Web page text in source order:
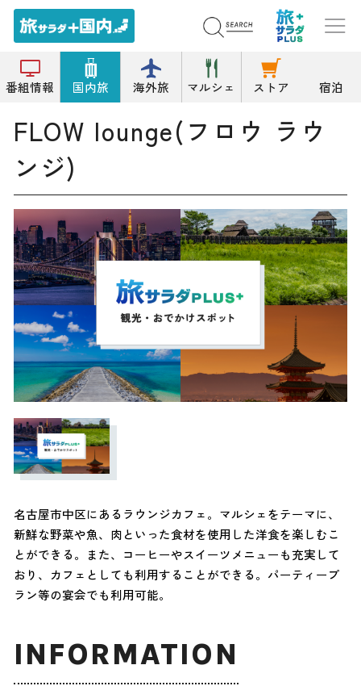
番組情報 国内旅 海外旅 マルシェ ストア 宿泊
トップ その他洋食 FLOW lounge(フロウ ラウンジ)
FLOW lounge(フロウ ラウ
ンジ)
名古屋市中区にあるラウンジカフェ。マルシェをテーマに、
新鮮な野菜や魚、肉といった食材を使用した洋食を楽しむこ
とができる。また、コーヒーやスイーツメニューも充実して
おり、カフェとしても利用することができる。パーティープ
ラン等の宴会でも利用可能。
INFORMATION